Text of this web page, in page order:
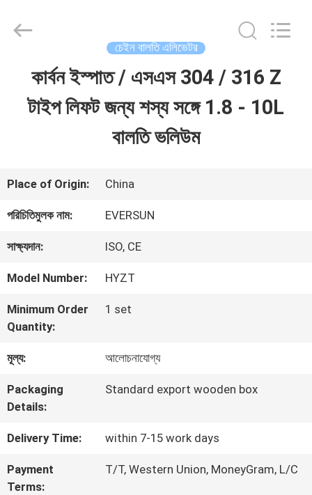
VR
প্রদর্শন
আমাদের
সম্পর্কে
কারখানা
ভ্রমণ
নিয়ন্ত্রণ
(Henan)
চেইন বালতি এলিভেটর
কার্বন ইস্পাত / এসএস 304 / 316 Z
টাইপ লিফট জন্য শস্য সঙ্গে 1.8 - 10L
বালতি ভলিউম
Place of Origin: China
পরিচিতিমুলক নাম: EVERSUN
সাক্ষ্যদান: ISO, CE
Model Number: HYZT
Minimum Order
Quantity:
1 set
মূল্য: আলোচনাযোগ্য
Packaging
Details:
Standard export wooden box
Delivery Time: within 7-15 work days
Payment
Terms:
T/T, Western Union, MoneyGram, L/C